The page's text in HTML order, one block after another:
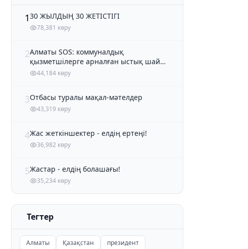
130 ЖЫЛДЫҢ 30 ЖЕТІСТІГІ
78,381 көру
2Алматы SOS: коммуналдық
қызметшілерге арналған ыстық шай
және кондитер өнімдері
44,184 көру
3Отбасы туралы мақал-мәтелдер
43,319 көру
4Жас жеткіншектер - елдің ертеңі!
36,982 көру
5Жастар - елдің болашағы!
35,234 көру
Тегтер
Алматы Қазақстан
президент